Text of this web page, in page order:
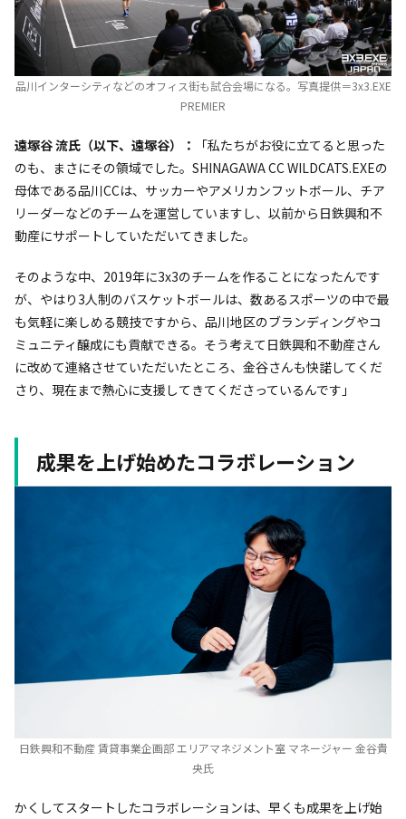
品川インターシティなどのオフィス街も試合会場になる。写真提供＝3x3.EXE
PREMIER
遠塚谷 流氏（以下、遠塚谷）：
「私たちがお役に立てると思った
のも、まさにその領域でした。SHINAGAWA CC WILDCATS.EXEの
母体である品川CCは、サッカーやアメリカンフットボール、チア
リーダーなどのチームを運営していますし、以前から日鉄興和不
動産にサポートしていただいてきました。
そのような中、2019年に3x3のチームを作ることになったんです
が、やはり3人制のバスケットボールは、数あるスポーツの中で最
も気軽に楽しめる競技ですから、品川地区のブランディングやコ
ミュニティ醸成にも貢献できる。そう考えて日鉄興和不動産さん
に改めて連絡させていただいたところ、金谷さんも快諾してくだ
さり、現在まで熱心に支援してきてくださっているんです」
成果を上げ始めたコラボレーション
日鉄興和不動産 賃貸事業企画部 エリアマネジメント室 マネージャー 金谷貴
央氏
かくしてスタートしたコラボレーションは、早くも成果を上げ始